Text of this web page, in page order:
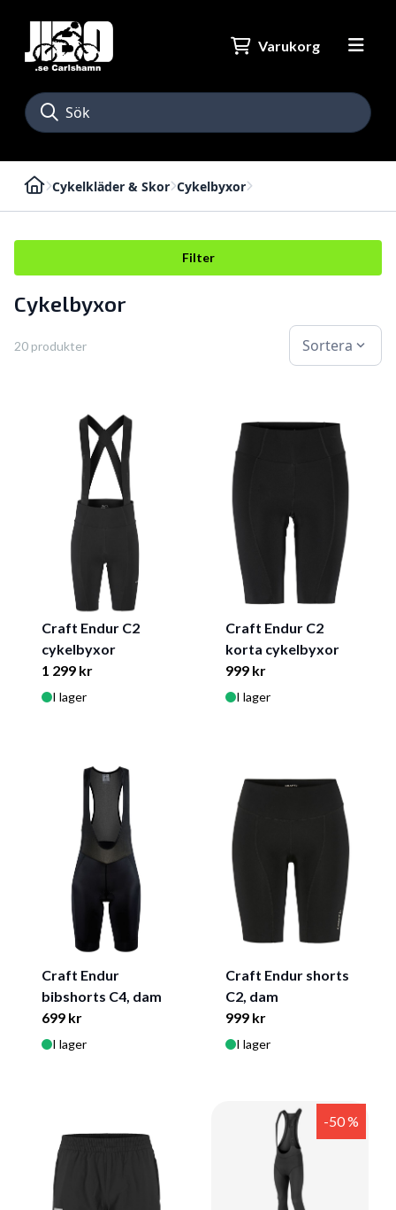
Varukorg
Cykelkläder & Skor Cykelbyxor
Filter
Cykelbyxor
20 produkter Sortera expand_more
Craft Endur C2
cykelbyxor
1 299 kr
I lager
Craft Endur C2
korta cykelbyxor
999 kr
I lager
Craft Endur
bibshorts C4, dam
699 kr
I lager
Craft Endur shorts
C2, dam
999 kr
I lager
-50 %